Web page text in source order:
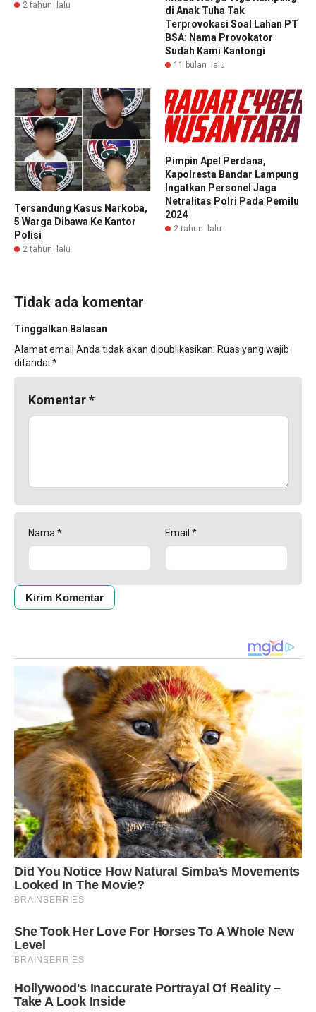
2 tahun lalu
di Anak Tuha Tak
Terprovokasi Soal Lahan PT
BSA: Nama Provokator
Sudah Kami Kantongi
11 bulan lalu
Tersandung Kasus Narkoba,
5 Warga Dibawa Ke Kantor
Polisi
2 tahun lalu
Pimpin Apel Perdana,
Kapolresta Bandar Lampung
Ingatkan Personel Jaga
Netralitas Polri Pada Pemilu
2024
2 tahun lalu
Tidak ada komentar
Tinggalkan Balasan
Alamat email Anda tidak akan dipublikasikan. Ruas yang wajib
ditandai *
Komentar*
Nama * Email *